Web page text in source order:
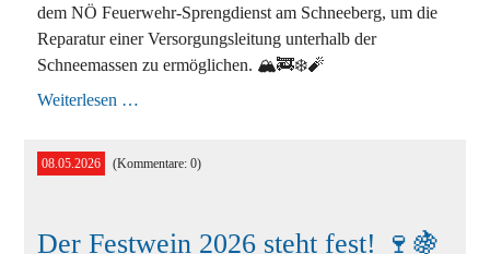
dem NÖ Feuerwehr-Sprengdienst am Schneeberg, um die
Reparatur einer Versorgungsleitung unterhalb der
Schneemassen zu ermöglichen. 🏔️🚒❄️🧨
Weiterlesen …
08.05.2026 (Kommentare: 0)
Der Festwein 2026 steht fest! 🍷🍇